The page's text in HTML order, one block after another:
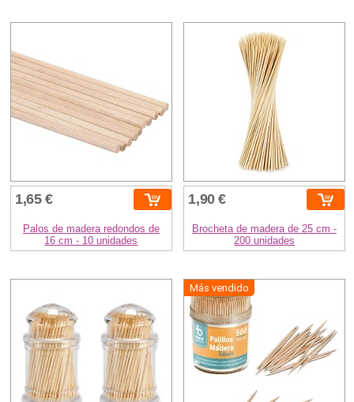
1,65 €
Palos de madera redondos de
16 cm - 10 unidades
1,90 €
Brocheta de madera de 25 cm -
200 unidades
Más vendido